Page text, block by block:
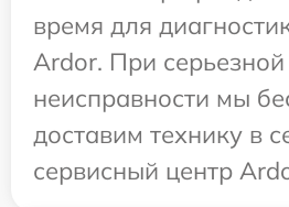
время для
Ardor. При серьезной
неисправности мы
доставим технику в
сервисный центр